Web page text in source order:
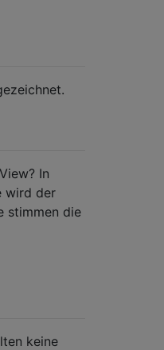
In
wird der
stimmen die
keine